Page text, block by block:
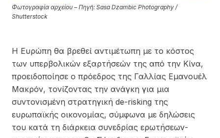
Φωτογραφία αρχείου – Πηγή: Sasa Dzambic Photography /
Shutterstock
Η Ευρώπη θα βρεθεί αντιμέτωπη με το κόστος
των υπερβολικών εξαρτήσεών της από την Κίνα,
προειδοποίησε ο πρόεδρος της Γαλλίας Εμανουέλ
Μακρόν, τονίζοντας την ανάγκη για μια
συντονισμένη στρατηγική de-risking της
ευρωπαϊκής οικονομίας, σύμφωνα με δηλώσεις
του κατά τη διάρκεια συνεδρίας ερωτήσεων-